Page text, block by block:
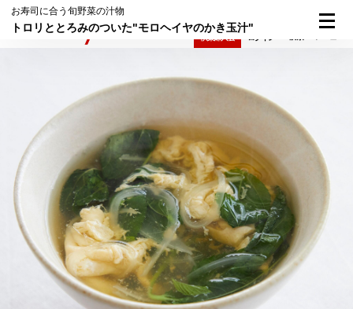
お寿司に合う旬野菜の汁物
トロリととろみのついた"モロヘイヤのかき玉汁"